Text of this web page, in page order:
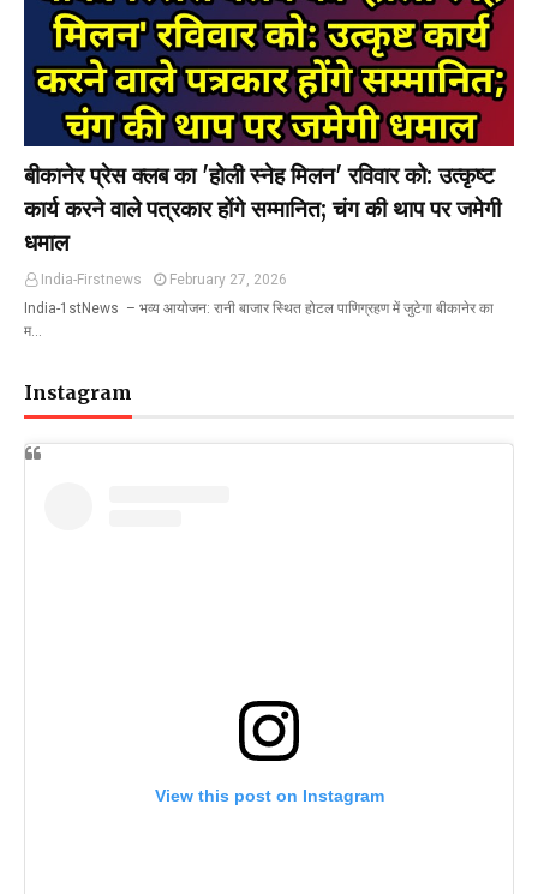
बीकानेर प्रेस क्लब का 'होली स्नेह मिलन' रविवार को: उत्कृष्ट
कार्य करने वाले पत्रकार होंगे सम्मानित; चंग की थाप पर जमेगी
धमाल
India-Firstnews
February 27, 2026
India-1stNews ​ – भव्य आयोजन: रानी बाजार स्थित होटल पाणिग्रहण में जुटेगा बीकानेर का
म…
Instagram
View this post on Instagram